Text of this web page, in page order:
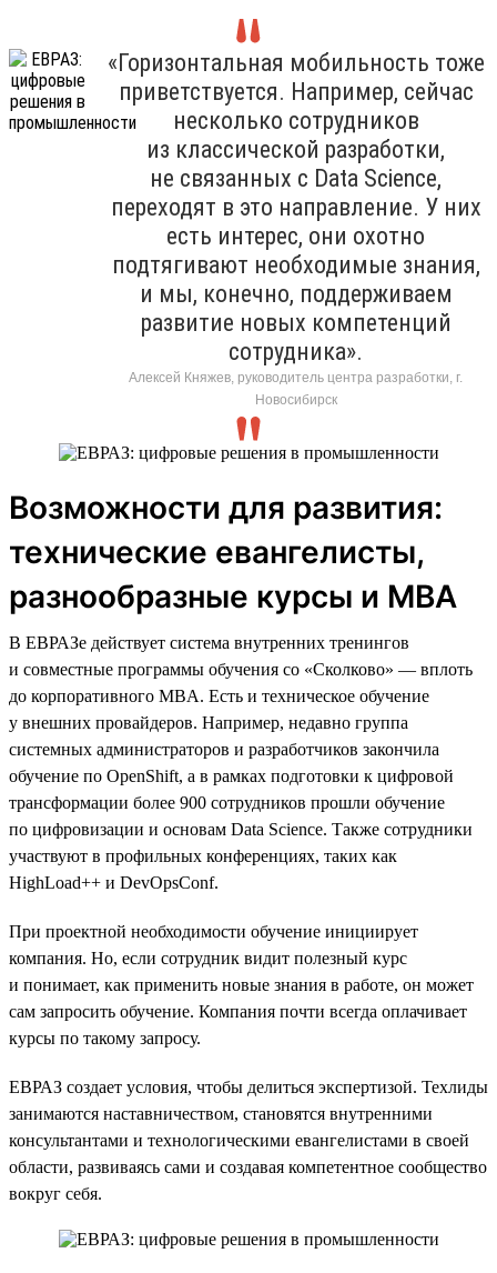
«Горизонтальная мобильность тоже
приветствуется. Например, сейчас
несколько сотрудников
из классической разработки,
не связанных с Data Science,
переходят в это направление. У них
есть интерес, они охотно
подтягивают необходимые знания,
и мы, конечно, поддерживаем
развитие новых компетенций
сотрудника».
Алексей Княжев, руководитель центра разработки, г.
Новосибирск
Возможности для развития:
технические евангелисты,
разнообразные курсы и MBA
В ЕВРАЗе действует система внутренних тренингов
и совместные программы обучения со «Сколково» — вплоть
до корпоративного MBA. Есть и техническое обучение
у внешних провайдеров. Например, недавно группа
системных администраторов и разработчиков закончила
обучение по OpenShift, а в рамках подготовки к цифровой
трансформации более 900 сотрудников прошли обучение
по цифровизации и основам Data Science. Также сотрудники
участвуют в профильных конференциях, таких как
HighLoad++ и DevOpsConf.
При проектной необходимости обучение инициирует
компания. Но, если сотрудник видит полезный курс
и понимает, как применить новые знания в работе, он может
сам запросить обучение. Компания почти всегда оплачивает
курсы по такому запросу.
ЕВРАЗ создает условия, чтобы делиться экспертизой. Техлиды
занимаются наставничеством, становятся внутренними
консультантами и технологическими евангелистами в своей
области, развиваясь сами и создавая компетентное сообщество
вокруг себя.